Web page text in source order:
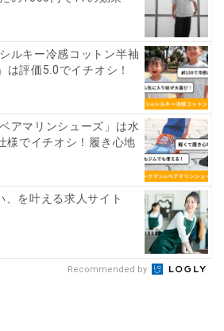
ルキー冷感コットン半袖
は評価5.0でイチオシ！
アマリンシューズ」は水
様でイチオシ！履き心地
、を叶える求人サイト
Recommended by